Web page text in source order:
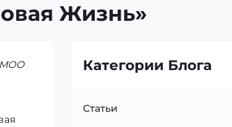
Жизнь»
МОО
Категории Блога
Статьи